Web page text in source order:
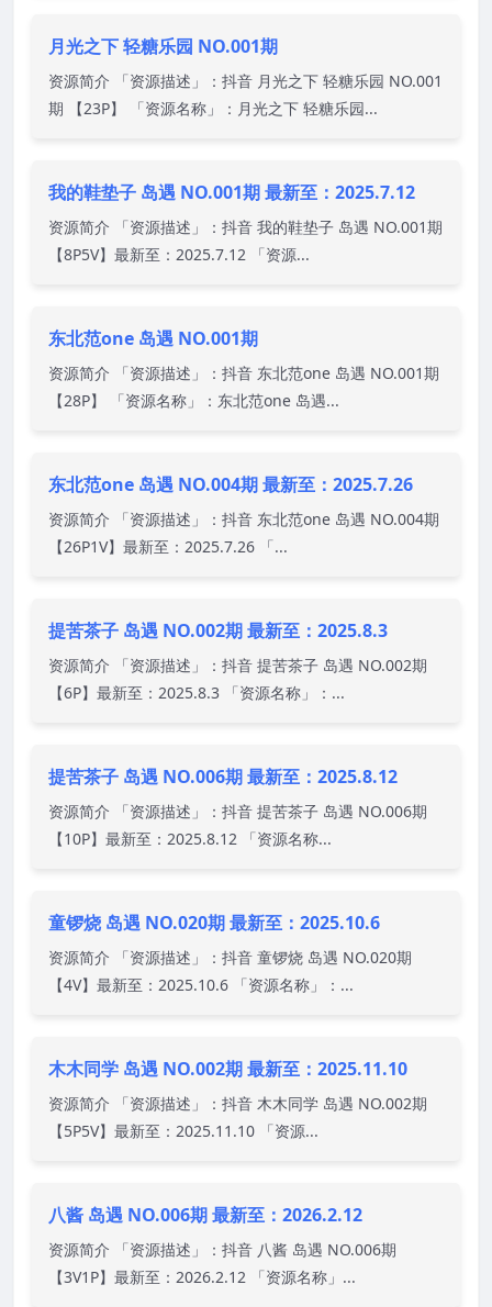
月光之下 轻糖乐园 NO.001期
资源简介 「资源描述」：抖音 月光之下 轻糖乐园 NO.001
期 【23P】 「资源名称」：月光之下 轻糖乐园...
我的鞋垫子 岛遇 NO.001期 最新至：2025.7.12
资源简介 「资源描述」：抖音 我的鞋垫子 岛遇 NO.001期
【8P5V】最新至：2025.7.12 「资源...
东北范one 岛遇 NO.001期
资源简介 「资源描述」：抖音 东北范one 岛遇 NO.001期
【28P】 「资源名称」：东北范one 岛遇...
东北范one 岛遇 NO.004期 最新至：2025.7.26
资源简介 「资源描述」：抖音 东北范one 岛遇 NO.004期
【26P1V】最新至：2025.7.26 「...
提苦茶子 岛遇 NO.002期 最新至：2025.8.3
资源简介 「资源描述」：抖音 提苦茶子 岛遇 NO.002期
【6P】最新至：2025.8.3 「资源名称」：...
提苦茶子 岛遇 NO.006期 最新至：2025.8.12
资源简介 「资源描述」：抖音 提苦茶子 岛遇 NO.006期
【10P】最新至：2025.8.12 「资源名称...
童锣烧 岛遇 NO.020期 最新至：2025.10.6
资源简介 「资源描述」：抖音 童锣烧 岛遇 NO.020期
【4V】最新至：2025.10.6 「资源名称」：...
木木同学 岛遇 NO.002期 最新至：2025.11.10
资源简介 「资源描述」：抖音 木木同学 岛遇 NO.002期
【5P5V】最新至：2025.11.10 「资源...
八酱 岛遇 NO.006期 最新至：2026.2.12
资源简介 「资源描述」：抖音 八酱 岛遇 NO.006期
【3V1P】最新至：2026.2.12 「资源名称」...